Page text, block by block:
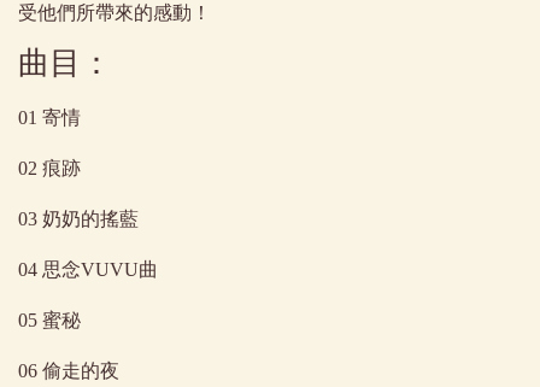
受他們所帶來的感動！
曲目：
01 寄情
02 痕跡
03 奶奶的搖藍
04 思念VUVU曲
05 蜜秘
06 偷走的夜